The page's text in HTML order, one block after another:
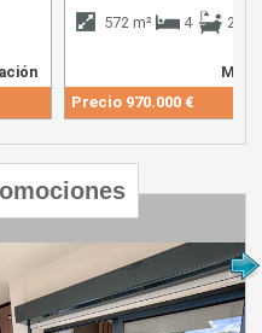
572 m²
4 2
Más
Precio 970.000 €